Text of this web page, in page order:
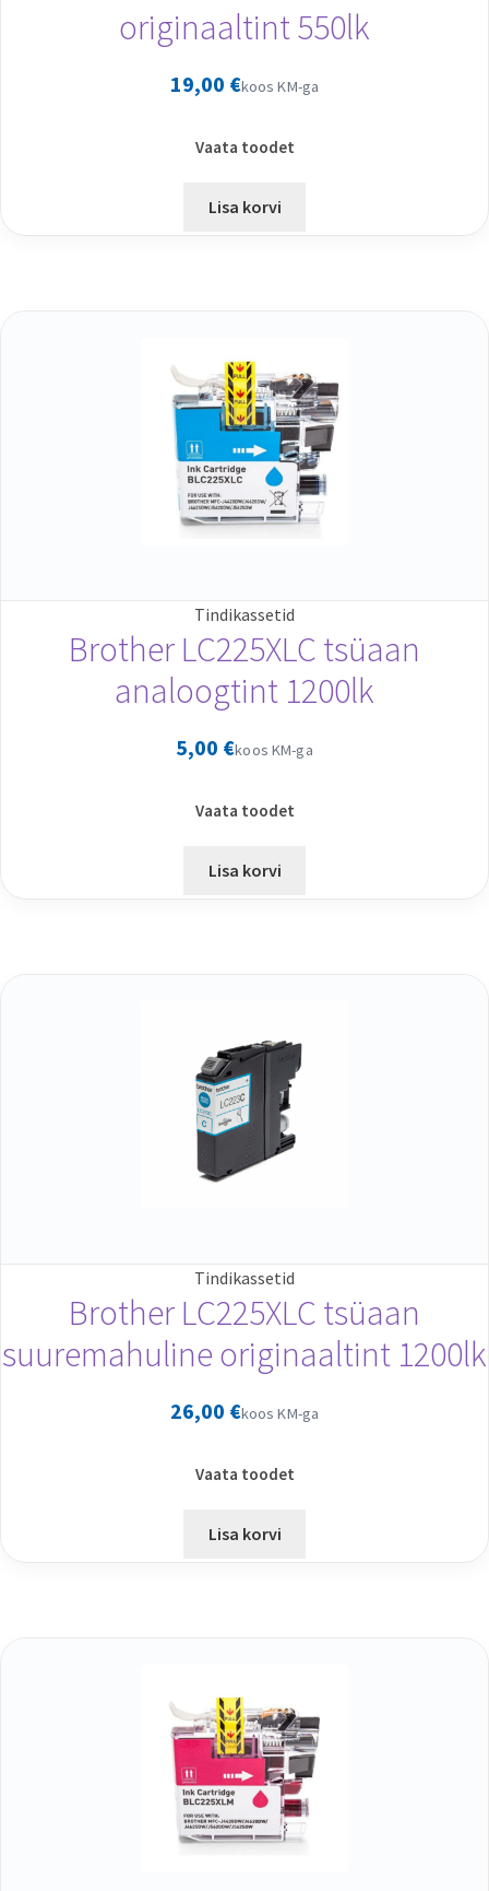
originaaltint 550lk
19,00 €koos KM-ga
Vaata toodet
Lisa korvi
Tindikassetid
Brother LC225XLC tsüaan
analoogtint 1200lk
5,00 €koos KM-ga
Vaata toodet
Lisa korvi
Tindikassetid
Brother LC225XLC tsüaan
suuremahuline originaaltint 1200lk
26,00 €koos KM-ga
Vaata toodet
Lisa korvi